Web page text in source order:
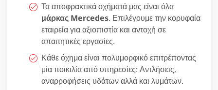
Τα αποφρακτικά οχήματά μας είναι όλα
μάρκας Mercedes. Επιλέγουμε την κορυφαία
εταιρεία για αξιοπιστία και αντοχή σε
απαιτητικές εργασίες.
Κάθε όχημα είναι πολυμορφικό επιτρέποντας
μία ποικιλία από υπηρεσίες: Αντλήσεις,
αναρροφήσεις υδάτων αλλά και λυμάτων.